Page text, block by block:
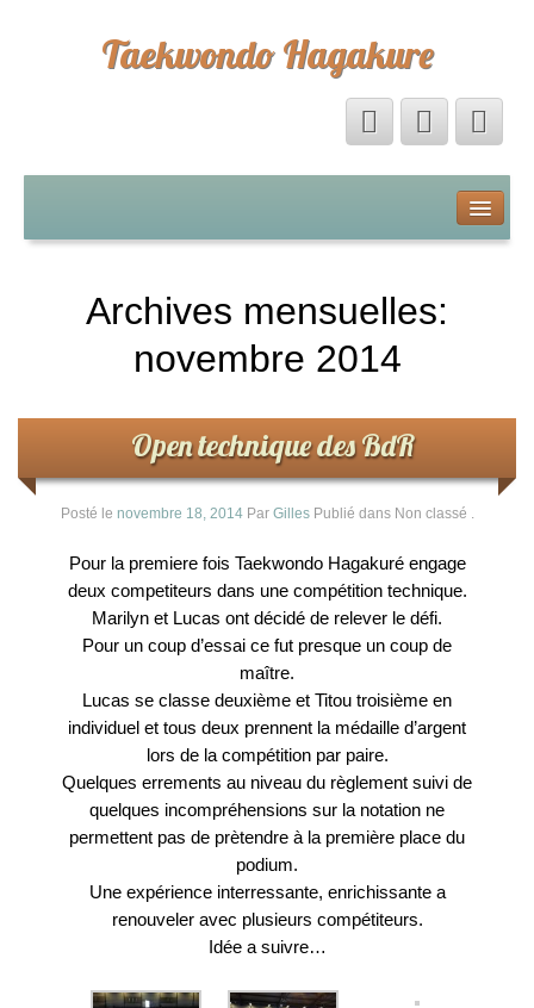
Taekwondo Hagakure
Forum
La boutique Hagakure
Archive 2000-2010
Archives mensuelles:
novembre 2014
Open technique des BdR
Posté le novembre 18, 2014 Par Gilles Publié dans Non classé .
Pour la premiere fois Taekwondo Hagakuré engage
deux competiteurs dans une compétition technique.
Marilyn et Lucas ont décidé de relever le défi.
Pour un coup d’essai ce fut presque un coup de
maître.
Lucas se classe deuxième et Titou troisième en
individuel et tous deux prennent la médaille d’argent
lors de la compétition par paire.
Quelques errements au niveau du règlement suivi de
quelques incompréhensions sur la notation ne
permettent pas de prètendre à la première place du
podium.
Une expérience interressante, enrichissante a
renouveler avec plusieurs compétiteurs.
Idée a suivre…